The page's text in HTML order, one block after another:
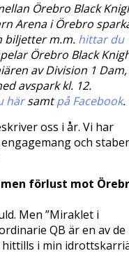
Örebro Black
Arena i Örebro
biljetter m.m. hittar du
Örebro Black
av Division 1 Dam,
avspark kl. 12.
härsamtpå Facebook.
oss i år. Vi har
och
förlust mot
Men ”Miraklet i
QB är en av de
i min